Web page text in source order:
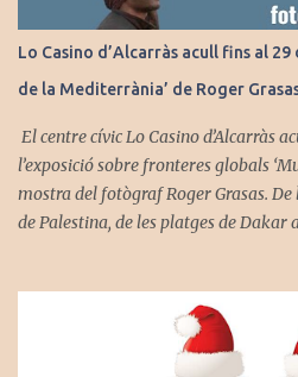
el cap de projectes de l’ONG, Enric
editat una guia per als usuaris en
àrab per tal de donar a conèixer els
manera senzilla i entenedora.
Lo Casino d’Alcarràs acull fins al 29
de la Mediterrània’ de Roger
El centre cívic Lo Casino d’Alcarràs
l’exposició sobre fronteres globals
mostra del fotògraf Roger Grasas.
de Palestina, de les platges de Dakar
supervivents del nostre temps,
de poder que exploten el fenomen
projecte produït per l'Institut de les